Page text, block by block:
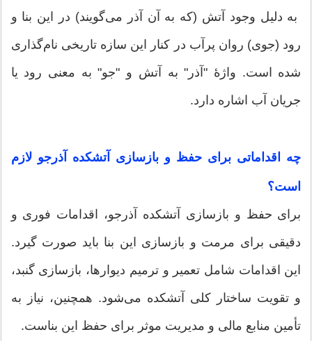
به دلیل وجود آتش (که به آن آذر می‌گویند) در این بنا و
رود (جوی) روان پرآب در کنار این سازه تاریخی نام‌گذاری
شده است. واژهٔ "آذر" به آتش و "جو" به معنی رود یا
جریان آب اشاره دارد.
چه اقداماتی برای حفظ و بازسازی آتشکده آذرجو لازم
است؟
برای حفظ و بازسازی آتشکده آذرجو، اقدامات فوری و
دقیقی برای مرمت و بازسازی این بنا باید صورت گیرد.
این اقدامات شامل تعمیر و ترمیم دیوارها، بازسازی گنبد،
و تقویت ساختار کلی آتشکده می‌شود. همچنین، نیاز به
تأمین منابع مالی و مدیریت موثر برای حفظ این بناست.